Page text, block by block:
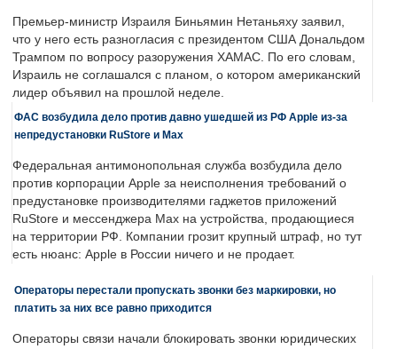
Премьер-министр Израиля Биньямин Нетаньяху заявил,
что у него есть разногласия с президентом США Дональдом
Трампом по вопросу разоружения ХАМАС. По его словам,
Израиль не соглашался с планом, о котором американский
лидер объявил на прошлой неделе.
ФАС возбудила дело против давно ушедшей из РФ Apple из-за
непредустановки RuStore и Max
Федеральная антимонопольная служба возбудила дело
против корпорации Apple за неисполнения требований о
предустановке производителями гаджетов приложений
RuStore и мессенджера Max на устройства, продающиеся
на территории РФ. Компании грозит крупный штраф, но тут
есть нюанс: Apple в России ничего и не продает.
Операторы перестали пропускать звонки без маркировки, но
платить за них все равно приходится
Операторы связи начали блокировать звонки юридических